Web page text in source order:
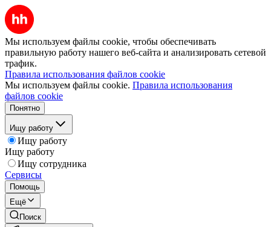
Мы используем файлы cookie, чтобы обеспечивать
правильную работу нашего веб-сайта и анализировать сетевой
трафик.
Правила использования файлов cookie
Мы используем файлы cookie. Правила использования
файлов cookie
Понятно
Ищу работу
Ищу работу
Ищу работу
Ищу сотрудника
Сервисы
Помощь
Ещё
Поиск